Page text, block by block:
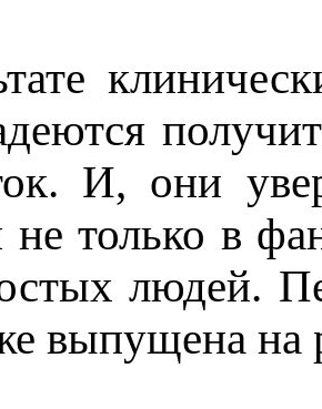
И, они
не только в
людей.
выпущена